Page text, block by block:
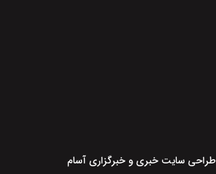
طراحی سایت خبری و خبرگزاری آسام